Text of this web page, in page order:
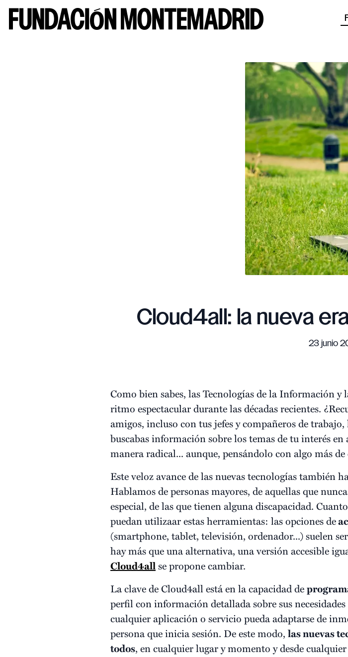
Cloud4all: la nueva
23 junio
Como bien sabes, las Tecnologías de la Información
ritmo espectacular durante las décadas recientes.
amigos, incluso con tus jefes y compañeros de
buscabas información sobre los temas de tu interés
manera radical... aunque, pensándolo con algo más
Este veloz avance de las nuevas tecnologías también
Hablamos de personas mayores, de aquellas que
especial, de las que tienen alguna discapacidad.
puedan utilizaar estas herramientas: las opciones de
(smartphone, tablet, televisión, ordenador...) suelen
hay más que una alternativa, una versión accesible
Cloud4allse propone cambiar.
La clave de Cloud4all está en la capacidad de
perfil con información detallada sobre sus
cualquier aplicación o servicio pueda adaptarse de
persona que inicia sesión. De este modo,las nuevas
todos, en cualquier lugar y momento y desde